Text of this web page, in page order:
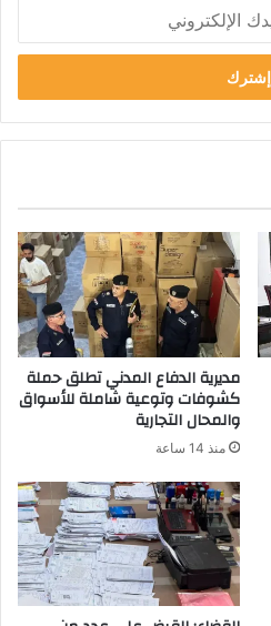
مديرية الدفاع المدني تطلق حملة
كشوفات وتوعية شاملة للأسواق
والمحال التجارية
منذ 14 ساعة